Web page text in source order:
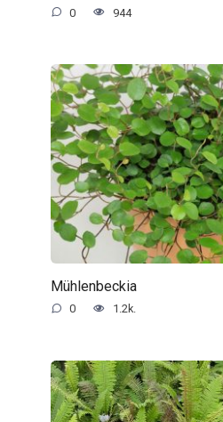
0 944
Mühlenbeckia
0 1.2k.